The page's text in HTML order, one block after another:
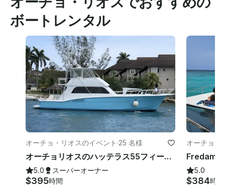
ボートレンタル
オーチョ・リオスのイベント ·25 名様
オーチョリオスのハッテラス55フィートスポーツフィッシュモーターヨット！
5.0 スーパーオーナー
$395時間
オーチョ・
5.0
$384時間